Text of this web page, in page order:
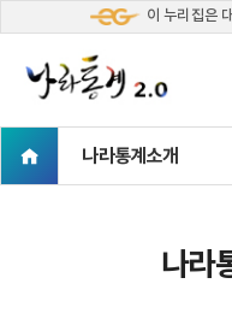
이 누리집은
나라통계소개
나라